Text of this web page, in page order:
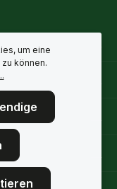
um eine
können.